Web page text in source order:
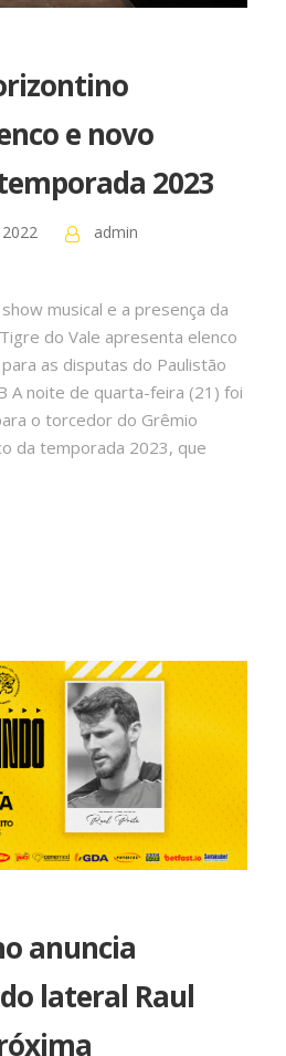
e novo
2023
admin
musical e a presença da
do Vale apresenta elenco
as disputas do Paulistão
A noite de quarta-feira (21) foi
o torcedor do Grêmio
da temporada 2023, que
anuncia
lateral Raul